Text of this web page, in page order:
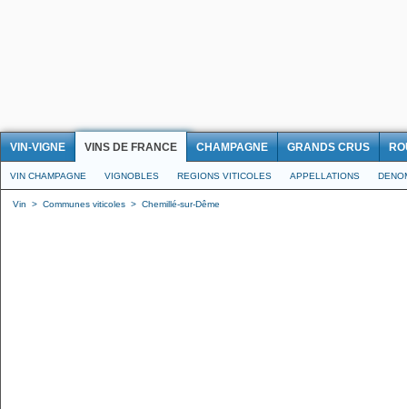
VIN-VIGNE VINS DE FRANCE CHAMPAGNE GRANDS CRUS
VIN CHAMPAGNE VIGNOBLES REGIONS VITICOLES APPELLATIONS
Vin > Communes viticoles > Chemillé-sur-Dême